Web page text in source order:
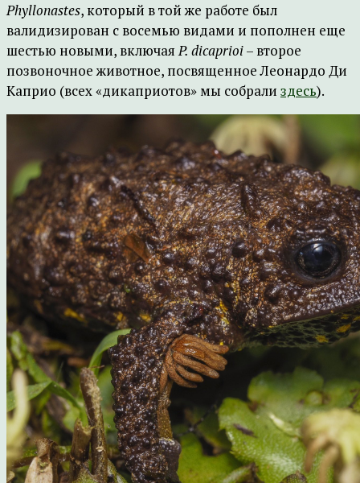
Phyllonastes, который в той же работе был
валидизирован с восемью видами и пополнен еще
шестью новыми, включаяP. dicaprioi– второе
позвоночное животное, посвященное Леонардо Ди
Каприо (всех «дикаприотов» мы собрали здесь).